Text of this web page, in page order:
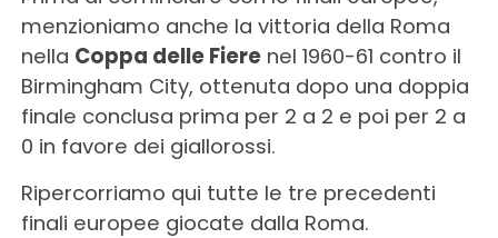
menzioniamo anche la vittoria della Roma
nella Coppa delle Fierenel 1960-61 contro il
Birmingham City, ottenuta dopo una doppia
finale conclusa prima per 2 a 2 e poi per 2 a
0 in favore dei giallorossi.
Ripercorriamo qui tutte le tre precedenti
finali europee giocate dalla Roma.